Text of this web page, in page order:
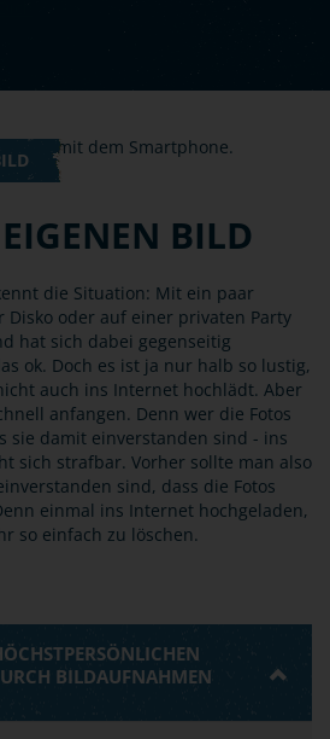
BILD
die Situation: Mit ein paar
Disko oder auf einer privaten Party
hat sich dabei gegenseitig
ok. Doch es ist ja nur halb so lustig,
auch ins Internet hochlädt. Aber
anfangen. Denn wer die Fotos
sie damit einverstanden sind - ins
sich strafbar. Vorher sollte man also
sind, dass die Fotos
einmal ins Internet hochgeladen,
so einfach zu löschen.
BILDAUFNAHMEN